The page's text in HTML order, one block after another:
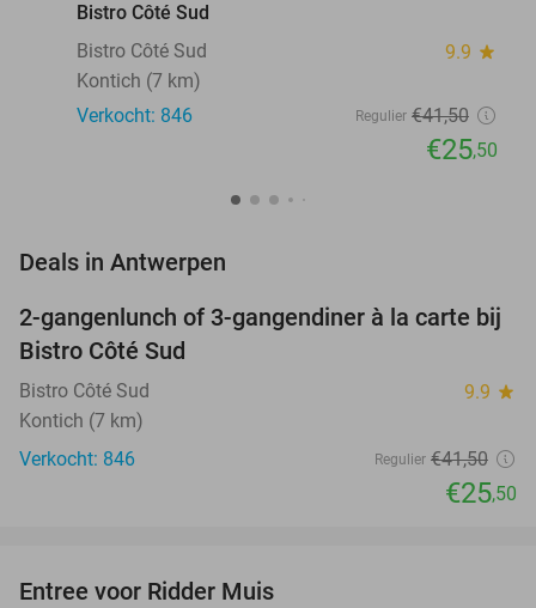
Bistro Côté Sud
Bistro Côté Sud
9.9 star
Kontich (7 km)
Verkocht: 846
Regulier €41,50
€25,50
Deals in Antwerpen
39%
2-gangenlunch of 3-gangendiner à la carte bij
Bistro Côté Sud
Bistro Côté Sud 9.9 star
Kontich (7 km)
Verkocht: 846
Regulier €41,50
€25,50
Entree voor Ridder Muis